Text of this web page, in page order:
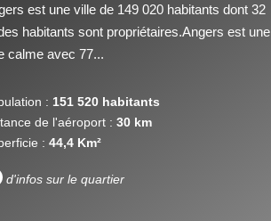
est une ville de 149 020 habitants dont 32
habitants sont propriétaires.Angers est une
calme avec 77...
: 151 520 habitants
de l'aéroport : 30 km
: 44,4 Km²
d'infos sur le quartier